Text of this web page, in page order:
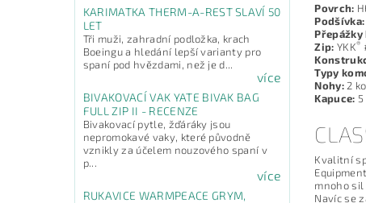
KARIMATKA THERM-A-REST SLAVÍ 50
LET
Tři muži, zahradní podložka, krach
Boeingu a hledání lepší varianty pro
spaní pod hvězdami, než je d...
více
BIVAKOVACÍ VAK YATE BIVAK BAG
FULL ZIP II - RECENZE
Bivakovací pytle, žďáráky jsou
nepromokavé vaky, které původně
vznikly za účelem nouzového spaní v
p...
více
RUKAVICE WARMPEACE GRYM,
Povrch:
Podšívka:
Přepážky
Zip: YKK®
Typy
Nohy: 2
Kapuce:
Kvalitní
mnoho sil
Navíc se